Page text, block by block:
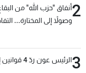
2أنفاق "حزب الله" من
وصولاً إلى المختارة...
3الرئيس عون ردّ 4 قوانين إلى مجلس النواب